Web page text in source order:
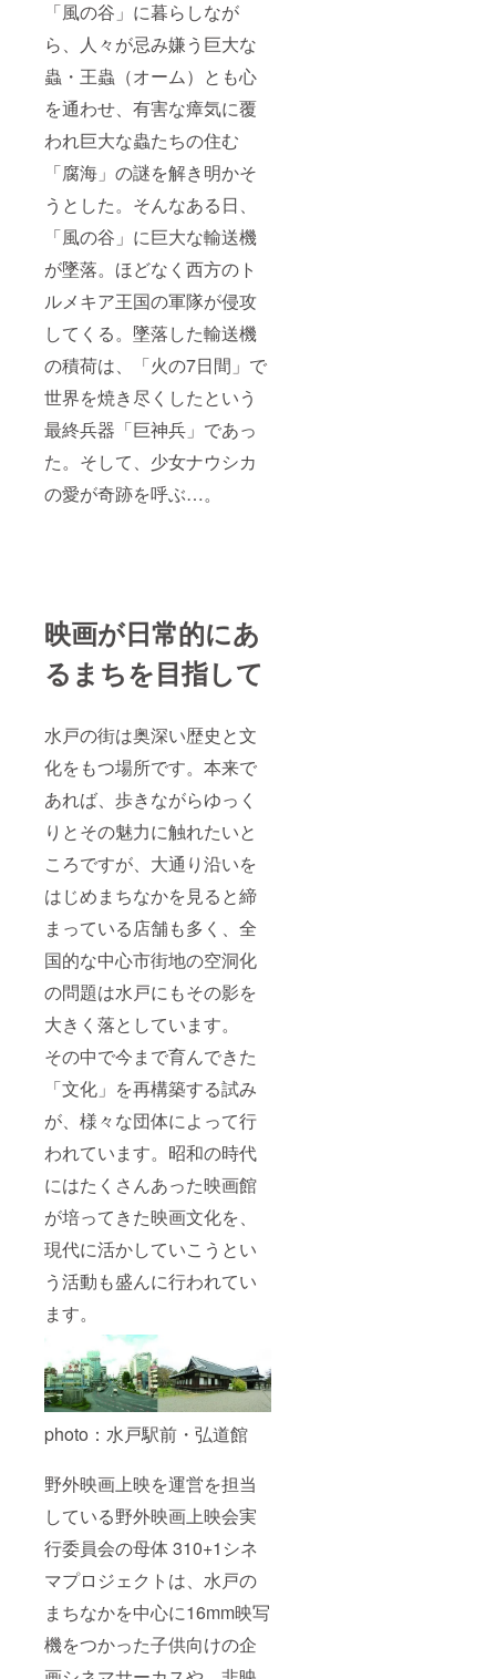
「風の谷」に暮らしなが
ら、人々が忌み嫌う巨大な
蟲・王蟲（オーム）とも心
を通わせ、有害な瘴気に覆
われ巨大な蟲たちの住む
「腐海」の謎を解き明かそ
うとした。そんなある日、
「風の谷」に巨大な輸送機
が墜落。ほどなく西方のト
ルメキア王国の軍隊が侵攻
してくる。墜落した輸送機
の積荷は、「火の7日間」で
世界を焼き尽くしたという
最終兵器「巨神兵」であっ
た。そして、少女ナウシカ
の愛が奇跡を呼ぶ…。
映画が日常的にあ
るまちを目指して
水戸の街は奥深い歴史と文
化をもつ場所です。本来で
あれば、歩きながらゆっく
りとその魅力に触れたいと
ころですが、大通り沿いを
はじめまちなかを見ると締
まっている店舗も多く、全
国的な中心市街地の空洞化
の問題は水戸にもその影を
大きく落としています。
その中で今まで育んできた
「文化」を再構築する試み
が、様々な団体によって行
われています。昭和の時代
にはたくさんあった映画館
が培ってきた映画文化を、
現代に活かしていこうとい
う活動も盛んに行われてい
ます。
photo：水戸駅前・弘道館
野外映画上映を運営を担当
している野外映画上映会実
行委員会の母体 310+1シネ
マプロジェクトは、水戸の
まちなかを中心に16mm映写
機をつかった子供向けの企